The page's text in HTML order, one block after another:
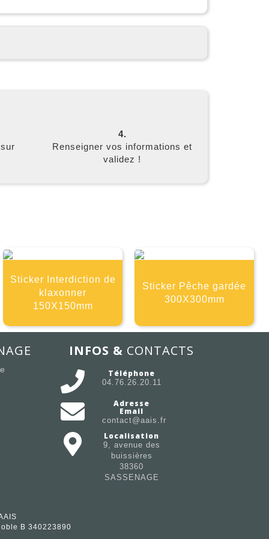
4.
Renseigner vos informations et
validez !
Sticker Interdiction de
klaxonner
150X150mm
Sticker Pêche gardée
300X300mm
INFOS & CONTACTS
Téléphone
04.76.26.20.11
Adresse
Email
contact@aais.fr
Localisation
9, avenue des
buissières
38360
SASSENAGE
B 340223890